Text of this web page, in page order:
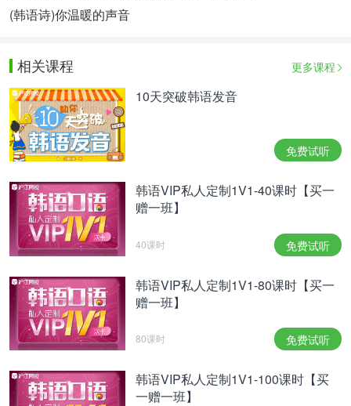
(韩语诗)你温暖的声音
相关课程 更多课程
10天突破韩语发音
免费试听
韩语VIP私人定制1V1-40课时【买一
赠一班】
40课时 免费试听
韩语VIP私人定制1V1-80课时【买一
赠一班】
80课时 免费试听
韩语VIP私人定制1V1-100课时【买
一赠一班】